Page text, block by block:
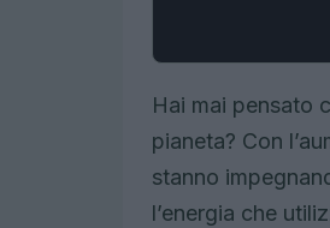
Hai mai pensato
pianeta? Con
stanno
l’energia che